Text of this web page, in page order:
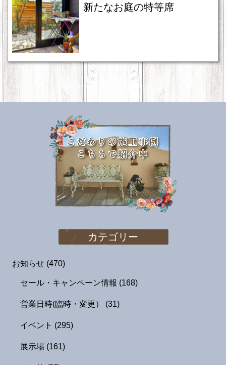
新たなお庭の特等席
カテゴリー
お知らせ (470)
セール・キャンペーン情報 (168)
営業日時(臨時・変更） (31)
イベント (295)
展示場 (161)